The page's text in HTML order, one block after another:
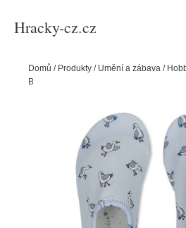
Hracky-cz.cz
Domů / Produkty / Umění a zábava /
Boty do vody Little Seagull vel. 23 - 24